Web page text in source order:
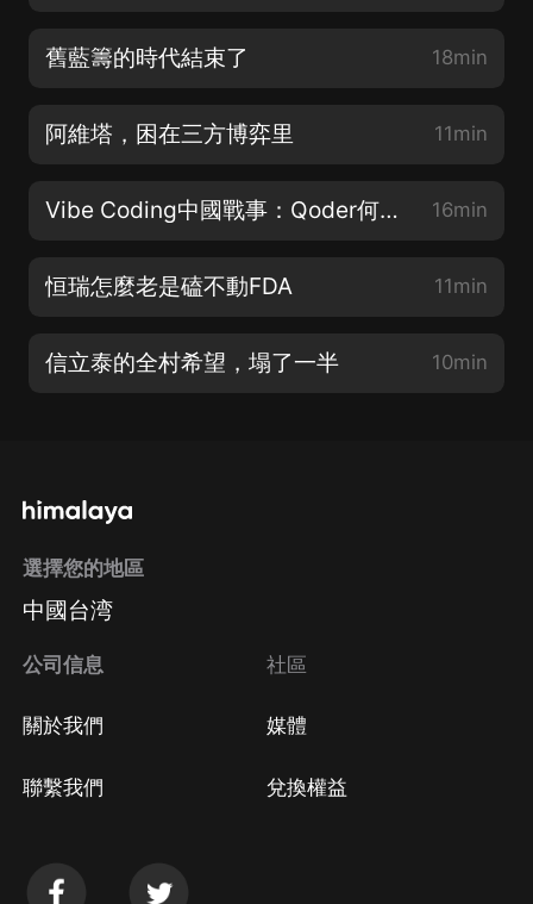
舊藍籌的時代結束了 18min
阿維塔，困在三方博弈里 11min
Vibe Coding中國戰事：Qoder何以霸榜IDC？ 16min
恒瑞怎麼老是磕不動FDA 11min
信立泰的全村希望，塌了一半 10min
選擇您的地區
中國台湾
公司信息
關於我們
聯繫我們
社區
媒體
兌換權益